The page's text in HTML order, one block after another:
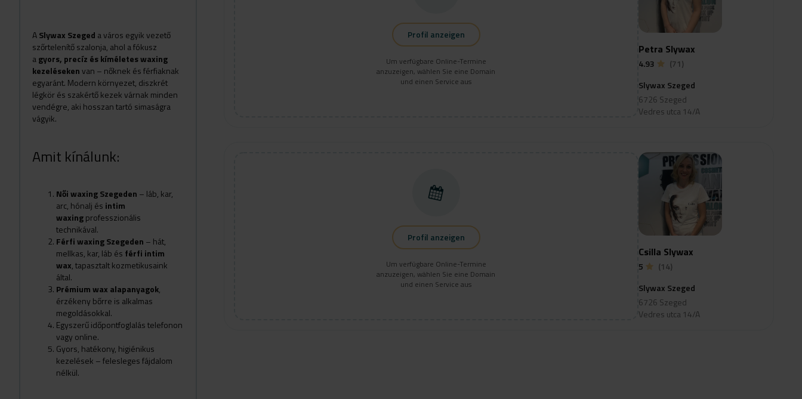
ASlywax Szeged a város egyik vezető
szőrtelenítő szalonja, ahol a fókusz
agyors, precíz és kíméletes waxing
kezelésekenvan – nőknek és férfiaknak
egyaránt. Modern környezet, diszkrét
légkör és szakértő kezek várnak minden
vendégre, aki hosszan tartó simaságra
vágyik.
Amit kínálunk:
Női waxing Szegeden – láb, kar,
arc, hónalj és intim
waxingprofesszionális
technikával.
Férfi waxing Szegeden – hát,
mellkas, kar, láb és férfi intim
wax, tapasztalt kozmetikusaink
által.
Prémium wax alapanyagok,
érzékeny bőrre is alkalmas
megoldásokkal.
Egyszerű időpontfoglalás telefonon
vagy online.
Gyors, hatékony, higiénikus
kezelések – felesleges fájdalom
nélkül.
Profil anzeigen
Um verfügbare Online-Termine
anzuzeigen, wählen Sie eine Domain
und einen Service aus
Petra Slywax
4.93
(71)
Slywax Szeged
6726 Szeged
Vedres utca 14/A
Profil anzeigen
Um verfügbare Online-Termine
anzuzeigen, wählen Sie eine Domain
und einen Service aus
Csilla Slywax
5
(14)
Slywax Szeged
6726 Szeged
Vedres utca 14/A